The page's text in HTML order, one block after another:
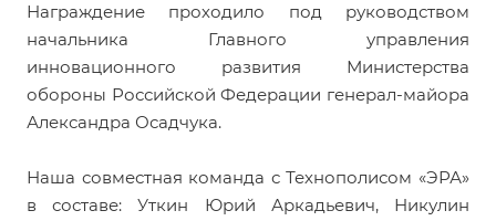
Награждение проходило под руководством
начальника Главного управления
инновационного развития Министерства
обороны Российской Федерации генерал-майора
Александра Осадчука.
Наша совместная команда с Технополисом «ЭРА»
в составе: Уткин Юрий Аркадьевич, Никулин